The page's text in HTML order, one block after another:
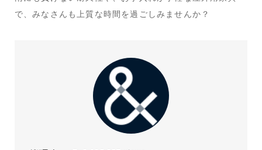
で、みなさんも上質な時間を過ごしみませんか？